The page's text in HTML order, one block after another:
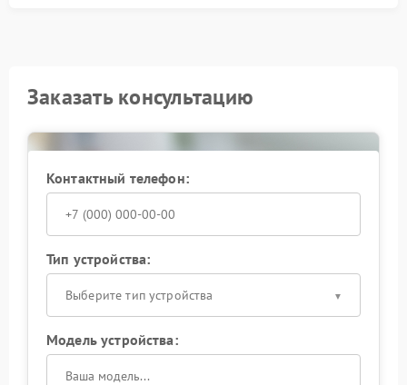
Заказать консультацию
Контактный телефон:
Тип устройства:
Выберите тип устройства
Модель устройства: